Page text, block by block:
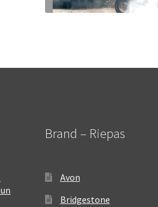
Brand – Riepas
Avon
Bridgestone